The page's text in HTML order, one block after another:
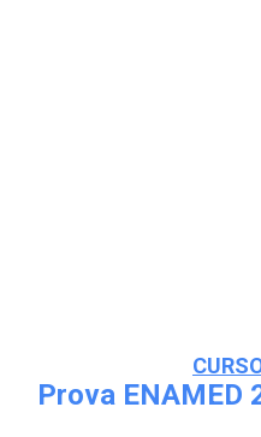
Prova ENAMED